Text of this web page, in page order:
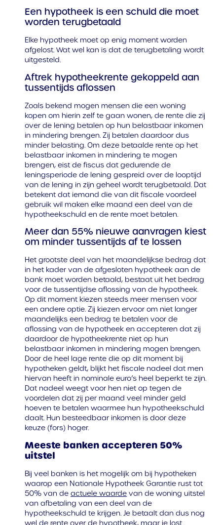
Een hypotheek is een schuld die moet
worden terugbetaald
Elke hypotheek moet op enig moment worden
afgelost. Wat wel kan is dat de terugbetaling wordt
uitgesteld.
Aftrek hypotheekrente gekoppeld aan
tussentijds aflossen
Zoals bekend mogen mensen die een woning
kopen om hierin zelf te gaan wonen, de rente die zij
over de lening betalen op hun belastbaar inkomen
in mindering brengen. Zij betalen daardoor dus
minder belasting. Om deze betaalde rente op het
belastbaar inkomen in mindering te mogen
brengen, eist de fiscus dat gedurende de
leningsperiode de lening gespreid over de looptijd
van de lening in zijn geheel wordt terugbetaald. Dat
betekent dat iemand die van dit fiscale voordeel
gebruik wil maken elke maand een deel van de
hypotheekschuld en de rente moet betalen.
Meer dan 55% nieuwe aanvragen kiest
om minder tussentijds af te lossen
Het grootste deel van het maandelijkse bedrag dat
in het kader van de afgesloten hypotheek aan de
bank moet worden betaald, bestaat uit het bedrag
voor de tussentijdse aflossing van de hypotheek.
Op dit moment kiezen steeds meer mensen voor
een andere optie. Zij kiezen ervoor om niet langer
maandelijks een bedrag te betalen voor de
aflossing van de hypotheek en accepteren dat zij
daardoor de hypotheekrente niet op hun
belastbaar inkomen in mindering mogen brengen.
Door de heel lage rente die op dit moment bij
hypotheken geldt, blijkt het fiscale nadeel dat men
hiervan heeft in nominale euro’s heel beperkt te zijn.
Dat nadeel weegt voor hen niet op tegen de
voordelen dat zij per maand veel minder geld
hoeven te betalen waarmee hun hypotheekschuld
daalt. Hun besteedbaar inkomen is door deze
keuze (fors) hoger.
Meeste banken accepteren 50%
uitstel
Bij veel banken is het mogelijk om bij hypotheken
waarop een Nationale Hypotheek Garantie rust tot
50% van de actuele waardevan de woning uitstel
van afbetaling van een deel van de
hypotheekschuld te krijgen. Je betaalt dan dus nog
wel de rente over de hypotheek, maar je lost